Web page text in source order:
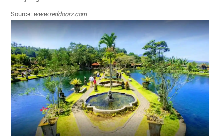
Source: www.reddoorz.com